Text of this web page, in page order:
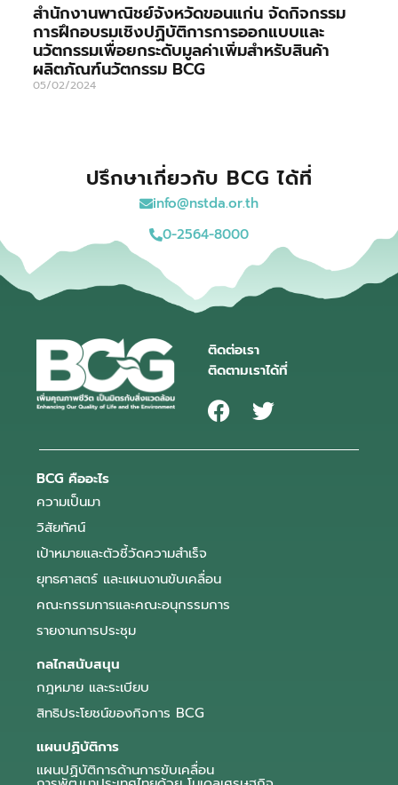
สำนักงานพาณิชย์จังหวัดขอนแก่น จัดกิจกรรม
การฝึกอบรมเชิงปฏิบัติการการออกแบบและ
นวัตกรรมเพื่อยกระดับมูลค่าเพิ่มสำหรับสินค้า
ผลิตภัณฑ์นวัตกรรม BCG
05/02/2024
ปรึกษาเกี่ยวกับ BCG ได้ที่
info@nstda.or.th
0-2564-8000
ติดต่อเรา
ติดตามเราได้ที่
BCG คืออะไร
ความเป็นมา
วิสัยทัศน์
เป้าหมายและตัวชี้วัดความสำเร็จ
ยุทธศาสตร์ และแผนงานขับเคลื่อน
คณะกรรมการและคณะอนุกรรมการ
รายงานการประชุม
กลไกสนับสนุน
กฎหมาย และระเบียบ
สิทธิประโยชน์ของกิจการ BCG
แผนปฏิบัติการ
แผนปฏิบัติการด้านการขับเคลื่อน